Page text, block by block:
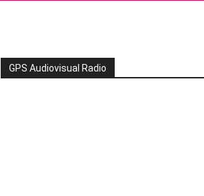
GPS Audiovisual Radio